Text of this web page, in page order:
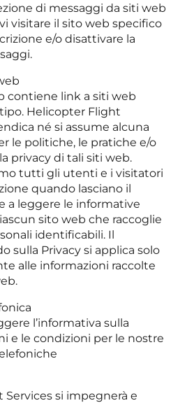
di messaggi da siti web
visitare il sito web specifico
e/o disattivare la
contiene link a siti web
Helicopter Flight
né si assume alcuna
le politiche, le pratiche e/o
privacy di tali siti web.
tutti gli utenti e i visitatori
quando lasciano il
a leggere le informative
sito web che raccoglie
identificabili. Il
sulla Privacy si applica solo
alle informazioni raccolte
l’informativa sulla
e le condizioni per le nostre
si impegnerà e